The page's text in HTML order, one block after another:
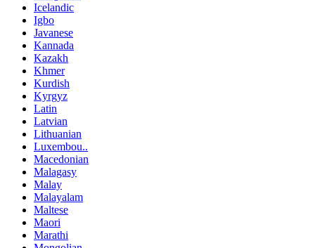
Icelandic
Igbo
Javanese
Kannada
Kazakh
Khmer
Kurdish
Kyrgyz
Latin
Latvian
Lithuanian
Luxembou..
Macedonian
Malagasy
Malay
Malayalam
Maltese
Maori
Marathi